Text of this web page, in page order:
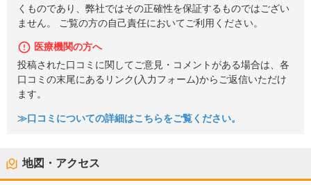
くものであり、弊社ではその正確性を保証するものではござい
ません。 ご覧の方の自己責任においてご利用ください。
医療機関の方へ
投稿された口コミに関してご意見・コメントがある場合は、各
口コミの末尾にあるリンク(入力フォーム)からご返信いただけ
ます。
≫口コミについての詳細はこちらをご覧ください。
地図・アクセス